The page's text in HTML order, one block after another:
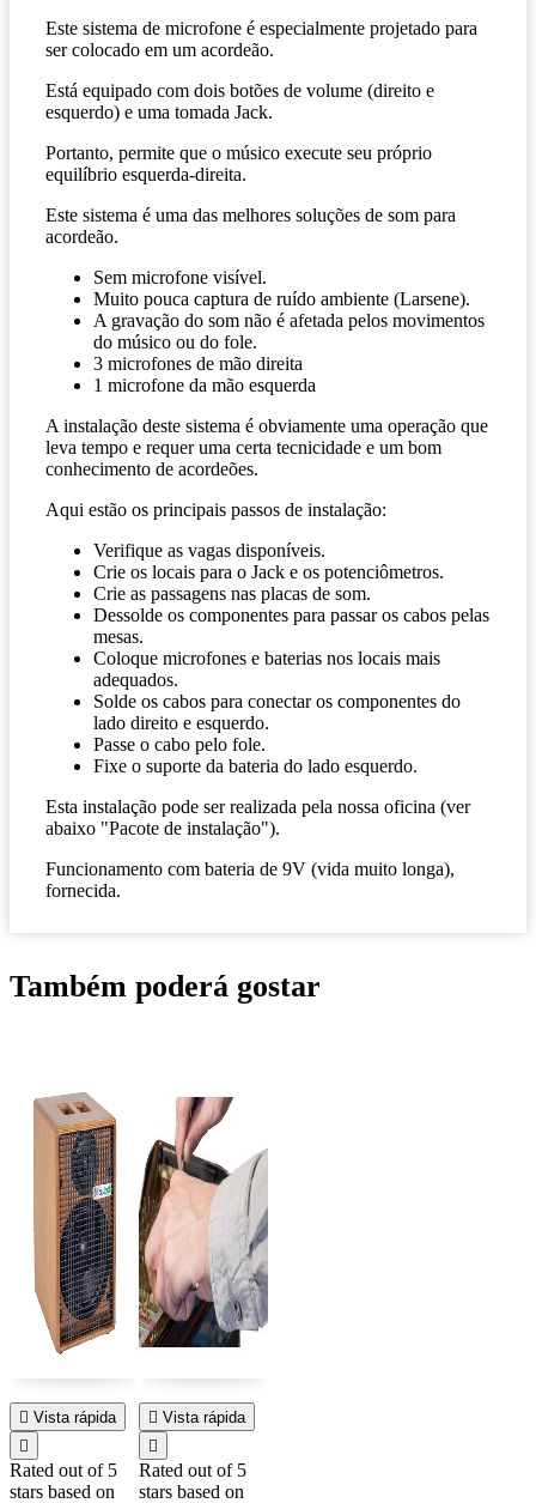
Este sistema de microfone é especialmente projetado para
ser colocado em um acordeão.
Está equipado com dois botões de volume (direito e
esquerdo) e uma tomada Jack.
Portanto, permite que o músico execute seu próprio
equilíbrio esquerda-direita.
Este sistema é uma das melhores soluções de som para
acordeão.
Sem microfone visível.
Muito pouca captura de ruído ambiente (Larsene).
A gravação do som não é afetada pelos movimentos
do músico ou do fole.
3 microfones de mão direita
1 microfone da mão esquerda
A instalação deste sistema é obviamente uma operação que
leva tempo e requer uma certa tecnicidade e um bom
conhecimento de acordeões.
Aqui estão os principais passos de instalação:
Verifique as vagas disponíveis.
Crie os locais para o Jack e os potenciômetros.
Crie as passagens nas placas de som.
Dessolde os componentes para passar os cabos pelas
mesas.
Coloque microfones e baterias nos locais mais
adequados.
Solde os cabos para conectar os componentes do
lado direito e esquerdo.
Passe o cabo pelo fole.
Fixe o suporte da bateria do lado esquerdo.
Esta instalação pode ser realizada pela nossa oficina (ver
abaixo "Pacote de instalação").
Funcionamento com bateria de 9V (vida muito longa),
fornecida.
Também poderá gostar
 Vista rápida

Rated out of 5
stars based on
 Vista rápida

Rated out of 5
stars based on